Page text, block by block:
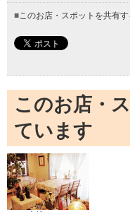
■このお店・スポットを共有す
このお店・
ています